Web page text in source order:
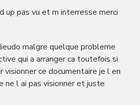
up pas vu et m interresse merci
malgre quelque probleme
qui a arranger ca toutefois si
visionner ce documentaire je l en
ne l ai pas visionner et juste